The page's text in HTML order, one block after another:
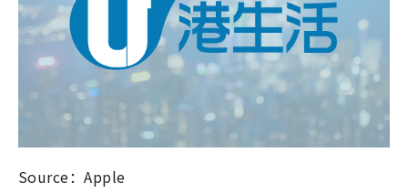
Source：Apple